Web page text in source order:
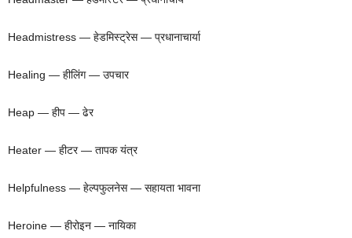
Headmistress — हेडमिस्ट्रेस — प्रधानाचार्या
Healing — हीलिंग — उपचार
Heap — हीप — ढेर
Heater — हीटर — तापक यंत्र
Helpfulness — हेल्पफुलनेस — सहायता भावना
Heroine — हीरोइन — नायिका